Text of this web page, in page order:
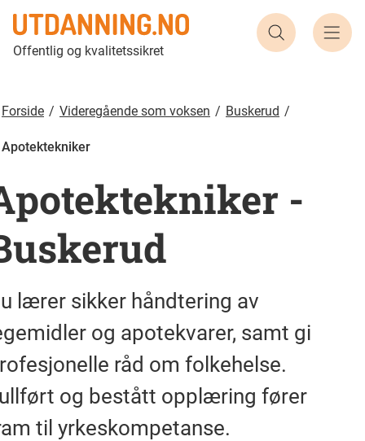
Offentlig og kvalitetssikret
Søk etter
Forside Videregående som voksen Buskerud
Apotektekniker
-
lærer sikker håndtering av
og apotekvarer, samt gi
råd om folkehelse.
og bestått opplæring fører
til yrkeskompetanse.